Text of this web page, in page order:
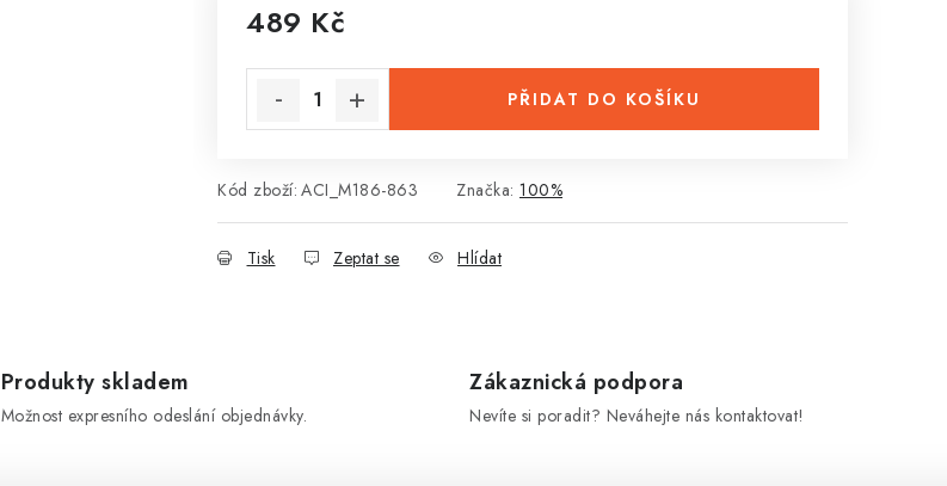
489 Kč
PŘIDAT DO KOŠÍKU
Kód zboží: ACI_M186-863 Značka: 100%
Tisk Zeptat se Hlídat
Produkty skladem
Možnost expresního odeslání objednávky.
Zákaznická podpora
Nevíte si poradit? Neváhejte nás kontaktovat!